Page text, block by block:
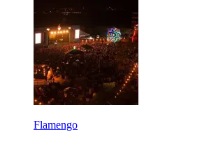
Flamengo